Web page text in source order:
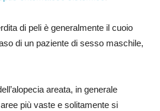
di peli è generalmente il cuoio
di un paziente di sesso maschile,
areata, in generale
più vaste e solitamente si